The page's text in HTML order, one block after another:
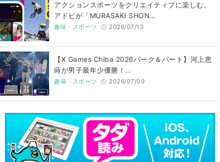
アクションスポーツをクリエイティブに楽しむ。
アドビが「MURASAKI SHON…
趣味・スポーツ 2026/07/13
【X Games Chiba 2026パーク＆バート】河上恵
蒔が男子最年少優勝！…
趣味・スポーツ 2026/07/09